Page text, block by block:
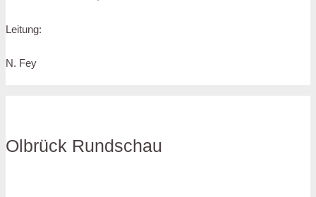
Leitung:
N. Fey
Olbrück Rundschau